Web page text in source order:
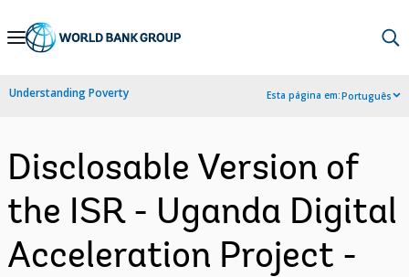
Skip
Navigation
Understanding Poverty Esta página em:Português
Disclosable Version of
the ISR - Uganda Digital
Acceleration Project -